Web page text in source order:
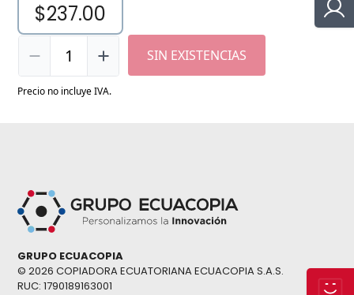
$237.00
1 SIN EXISTENCIAS
Precio no incluye IVA.
GRUPO ECUACOPIA
© 2026 COPIADORA ECUATORIANA ECUACOPIA S.A.S.
RUC: 1790189163001